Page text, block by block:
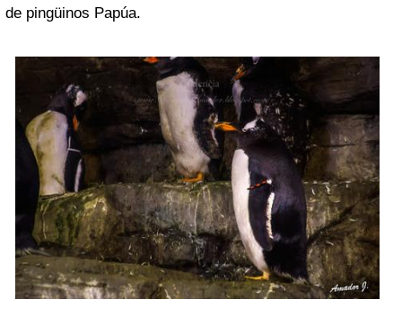
de pingüinos Papúa.